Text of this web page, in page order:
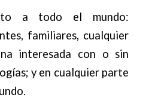
a todo el mundo:
familiares, cualquier
interesada con o sin
y en cualquier parte